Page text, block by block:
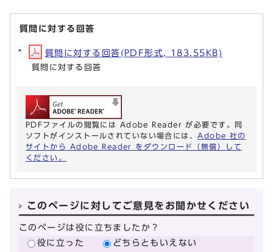
質問に対する回答
質問に対する回答(PDF形式, 183.55KB)
質問に対する回答
PDFファイルの閲覧には Adobe Reader が必要です。同
ソフトがインストールされていない場合には、 Adobe 社の
サイトから Adobe Reader をダウンロード（無償）して
ください。
このページに対してご意見をお聞かせください
このページは役に立ちましたか？
役に立った
どちらともいえない